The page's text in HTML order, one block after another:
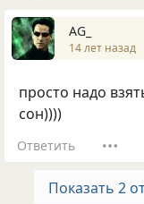
AG_
14 лет назад
просто надо
сон))))
Ответить
Показать 2